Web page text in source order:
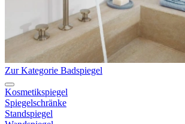
Zur Kategorie Badspiegel
Kosmetikspiegel
Spiegelschränke
Standspiegel